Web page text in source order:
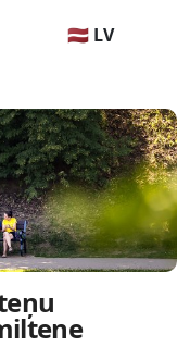
🇱🇻 LV